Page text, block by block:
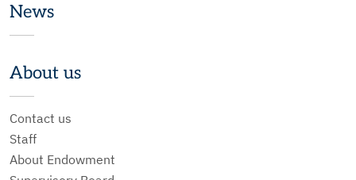
News
About us
Contact us
Staff
About Endowment